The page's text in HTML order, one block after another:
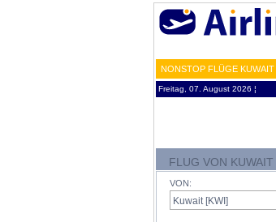
NONSTOP FLÜGE
Freitag, 07. August 2026 ¦
FLUG VON
VON: